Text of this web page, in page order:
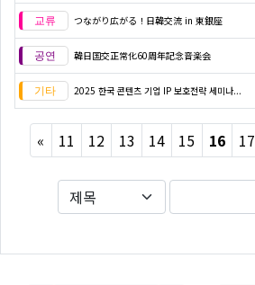
つながり広がる！日韓交流 in 東銀座
韓日国交正常化60周年記念音楽会
2025 한국 콘텐츠 기업 IP 보호전략 세미나...
« Previous
11 12 13 14 15 16 17